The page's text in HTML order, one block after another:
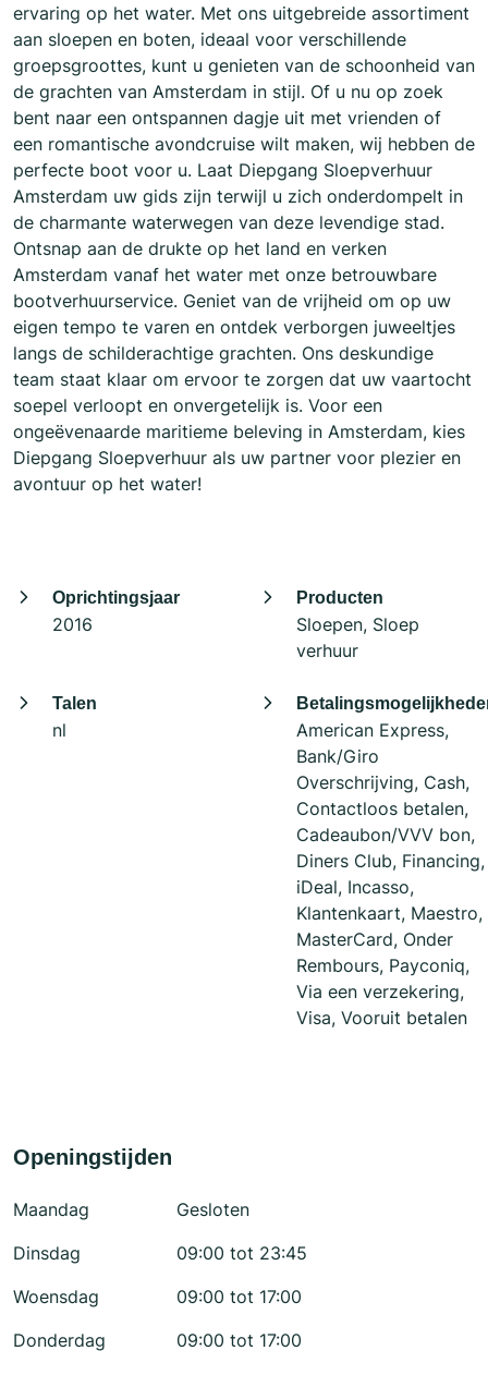
ervaring op het water. Met ons uitgebreide assortiment
aan sloepen en boten, ideaal voor verschillende
groepsgroottes, kunt u genieten van de schoonheid van
de grachten van Amsterdam in stijl. Of u nu op zoek
bent naar een ontspannen dagje uit met vrienden of
een romantische avondcruise wilt maken, wij hebben de
perfecte boot voor u. Laat Diepgang Sloepverhuur
Amsterdam uw gids zijn terwijl u zich onderdompelt in
de charmante waterwegen van deze levendige stad.
Ontsnap aan de drukte op het land en verken
Amsterdam vanaf het water met onze betrouwbare
bootverhuurservice. Geniet van de vrijheid om op uw
eigen tempo te varen en ontdek verborgen juweeltjes
langs de schilderachtige grachten. Ons deskundige
team staat klaar om ervoor te zorgen dat uw vaartocht
soepel verloopt en onvergetelijk is. Voor een
ongeëvenaarde maritieme beleving in Amsterdam, kies
Diepgang Sloepverhuur als uw partner voor plezier en
avontuur op het water!
Oprichtingsjaar
2016
Producten
Sloepen, Sloep
verhuur
Talen
nl
American Express,
Bank/Giro
Overschrijving, Cash,
Contactloos betalen,
Cadeaubon/VVV bon,
Diners Club, Financing,
iDeal, Incasso,
Klantenkaart, Maestro,
MasterCard, Onder
Rembours, Payconiq,
Via een verzekering,
Visa, Vooruit betalen
Openingstijden
Maandag
Gesloten
Dinsdag
09:00 tot 23:45
Woensdag
09:00 tot 17:00
Donderdag
09:00 tot 17:00